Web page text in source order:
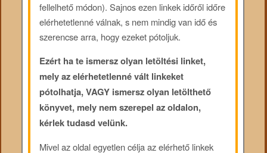
fellelhető módon). Sajnos ezen linkek időről időre
elérhetetlenné válnak, s nem mindig van idő és
szerencse arra, hogy ezeket pótoljuk.
Ezért ha te ismersz olyan letöltési linket,
mely az elérhetetlenné vált linkeket
pótolhatja, VAGY ismersz olyan letölthető
könyvet, mely nem szerepel az oldalon,
kérlek tudasd velünk.
Mivel az oldal egyetlen célja az elérhető linkek